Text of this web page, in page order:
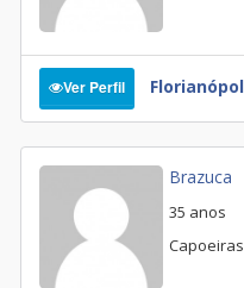
Ver Perfil
Brazuca
35 anos
Capoeiras